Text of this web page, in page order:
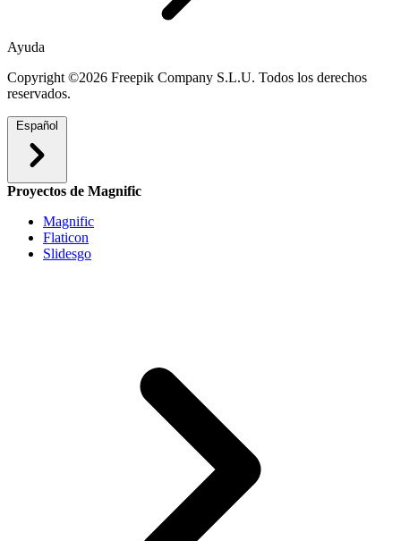
Ayuda
Copyright ©2026 Freepik Company S.L.U. Todos los derechos
reservados.
Español
Proyectos de Magnific
Magnific
Flaticon
Slidesgo